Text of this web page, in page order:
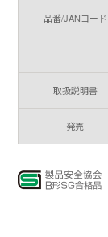
品番/JANコード
取扱説明書
発売